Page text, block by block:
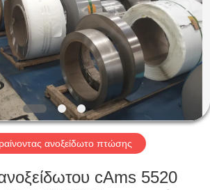
ανοξείδωτο πτώσης
cAms 5520